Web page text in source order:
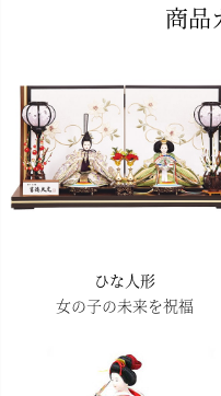
商品
ひな人形
女の子の未来を祝福